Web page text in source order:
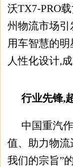
沃TX7-PRO
州物流市场
用车智慧的
人性化设计,
行业先锋,
中国重汽
值、助力物
我们的宗旨”